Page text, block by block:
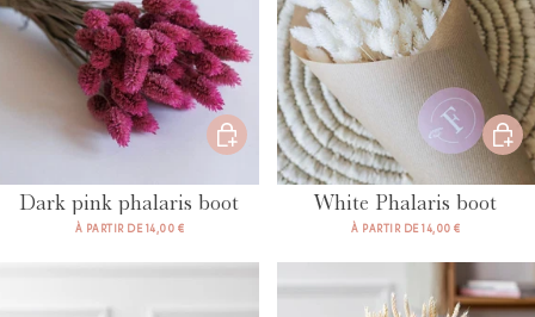
Dark pink phalaris boot
À PARTIR DE 14,00 €
White Phalaris boot
À PARTIR DE 14,00 €